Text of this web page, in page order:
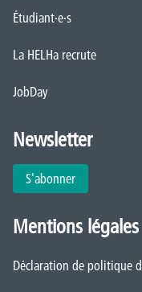
Étudiant·e·s
La HELHa recrute
JobDay
Newsletter
S'abonner
Mentions légales
Déclaration de politique